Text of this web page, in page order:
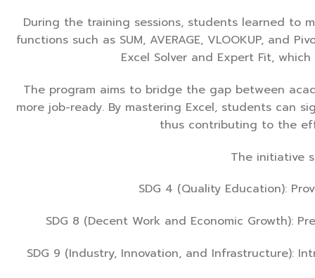
During the training sessions, students learned to
functions such as SUM, AVERAGE, VLOOKUP,
Excel Solver and Expert Fit,
The program aims to bridge the gap between
more job-ready. By mastering Excel, students can
thus contributing to the
The initiative
SDG 4 (Quality Education):
SDG 8 (Decent Work and Economic Growth):
SDG 9 (Industry, Innovation, and Infrastructure):